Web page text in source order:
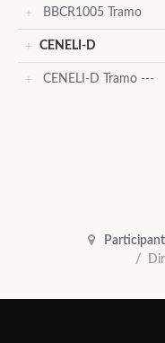
BBCR1005 Tramo
CENELI-D
CENELI-D Tramo ---